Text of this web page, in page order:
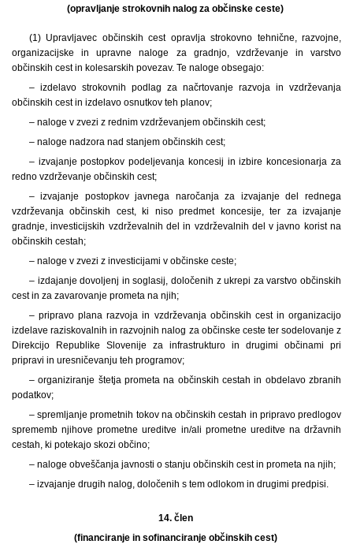
(opravljanje strokovnih nalog za občinske ceste)
(1) Upravljavec občinskih cest opravlja strokovno tehnične, razvojne,
organizacijske in upravne naloge za gradnjo, vzdrževanje in varstvo
občinskih cest in kolesarskih povezav. Te naloge obsegajo:
– izdelavo strokovnih podlag za načrtovanje razvoja in vzdrževanja
občinskih cest in izdelavo osnutkov teh planov;
– naloge v zvezi z rednim vzdrževanjem občinskih cest;
– naloge nadzora nad stanjem občinskih cest;
– izvajanje postopkov podeljevanja koncesij in izbire koncesionarja za
redno vzdrževanje občinskih cest;
– izvajanje postopkov javnega naročanja za izvajanje del rednega
vzdrževanja občinskih cest, ki niso predmet koncesije, ter za izvajanje
gradnje, investicijskih vzdrževalnih del in vzdrževalnih del v javno korist na
občinskih cestah;
– naloge v zvezi z investicijami v občinske ceste;
– izdajanje dovoljenj in soglasij, določenih z ukrepi za varstvo občinskih
cest in za zavarovanje prometa na njih;
– pripravo plana razvoja in vzdrževanja občinskih cest in organizacijo
izdelave raziskovalnih in razvojnih nalog za občinske ceste ter sodelovanje z
Direkcijo Republike Slovenije za infrastrukturo in drugimi občinami pri
pripravi in uresničevanju teh programov;
– organiziranje štetja prometa na občinskih cestah in obdelavo zbranih
podatkov;
– spremljanje prometnih tokov na občinskih cestah in pripravo predlogov
sprememb njihove prometne ureditve in/ali prometne ureditve na državnih
cestah, ki potekajo skozi občino;
– naloge obveščanja javnosti o stanju občinskih cest in prometa na njih;
– izvajanje drugih nalog, določenih s tem odlokom in drugimi predpisi.
14. člen
(financiranje in sofinanciranje občinskih cest)